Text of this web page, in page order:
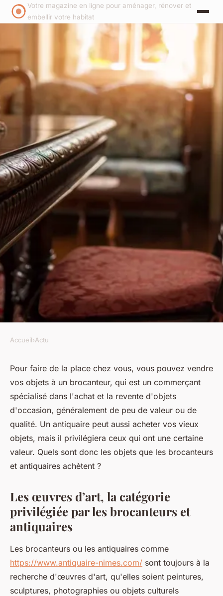
Votre magazine en ligne pour aménager, rénover et
embellir votre habitat
Quels sont les objets pouvant
être vendus auprès d'un
brocanteur ou d'un antiquaire
?
luc•20 janvier 2024•3 min de lecture
Accueil›Actu
Pour faire de la place chez vous, vous pouvez vendre
vos objets à un brocanteur, qui est un commerçant
spécialisé dans l'achat et la revente d'objets
d'occasion, généralement de peu de valeur ou de
qualité. Un antiquaire peut aussi acheter vos vieux
objets, mais il privilégiera ceux qui ont une certaine
valeur. Quels sont donc les objets que les brocanteurs
et antiquaires achètent ?
Les œuvres d’art, la catégorie
privilégiée par les brocanteurs et
antiquaires
Les brocanteurs ou les antiquaires comme
https://www.antiquaire-nimes.com/ sont toujours à la
recherche d'œuvres d'art, qu'elles soient peintures,
sculptures, photographies ou objets culturels